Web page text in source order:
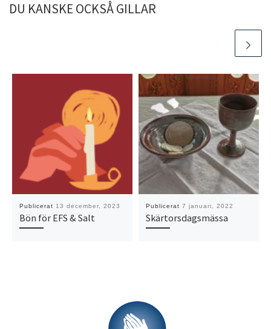
DU KANSKE OCKSÅ GILLAR
Publicerat 13 december, 2023
Bön för EFS & Salt
Publicerat 7 januari, 2022
Skärtorsdagsmässa